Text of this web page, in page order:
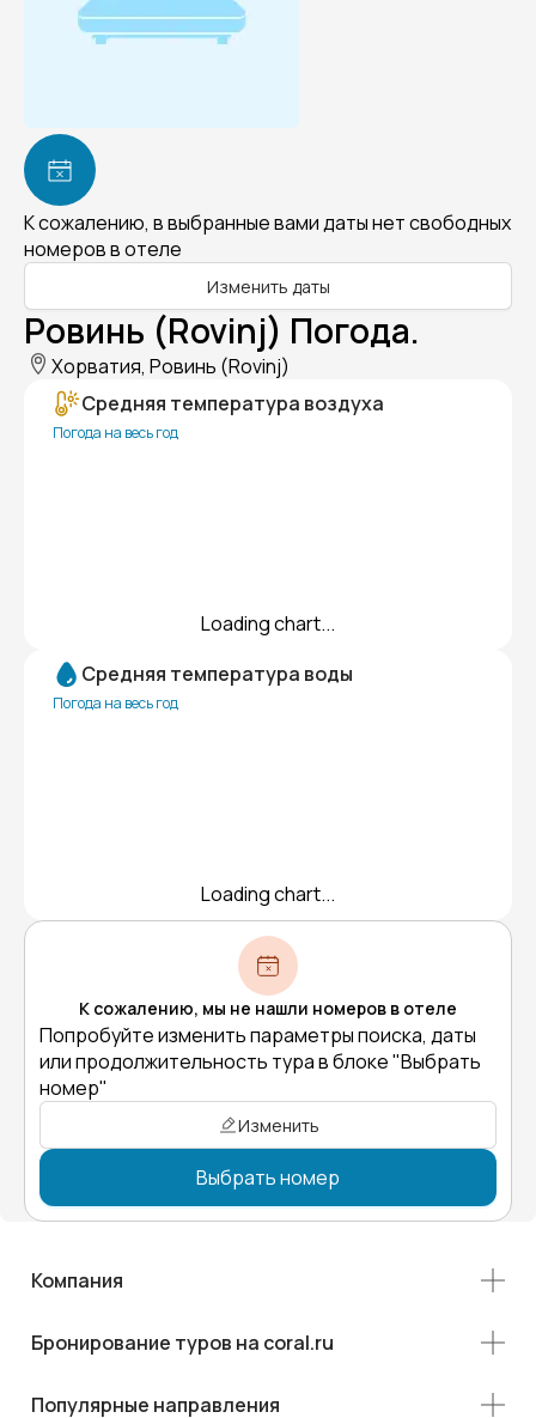
К сожалению, в выбранные вами даты нет свободных
номеров в отеле
Изменить даты
Ровинь (Rovinj) Погода.
Хорватия, Ровинь (Rovinj)
Средняя температура воздуха
Погода на весь год
Loading chart...
Средняя температура воды
Погода на весь год
Loading chart...
К сожалению, мы не нашли номеров в отеле
Попробуйте изменить параметры поиска, даты
или продолжительность тура в блоке "Выбрать
номер"
Изменить
Выбрать номер
Компания
Бронирование туров на coral.ru
Популярные направления